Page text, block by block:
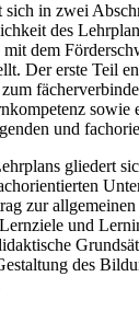
in zwei
des
dem
Der erste Teil
sowie
und
gliedert
zur
und
des